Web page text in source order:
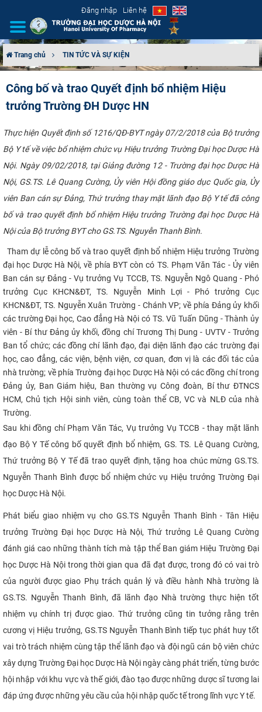
Đăng nhập Liên hệ
CƠ CẤU TỔ CHỨC
TUYỂN SINH
ĐÀO TẠO
ĐẢM BẢO CHẤT LƯỢNG
KHOA HỌC CÔNG NGHỆ
HTQT
CỰU NGƯỜI HỌC
Trang chủ TIN TỨC VÀ SỰ KIỆN
Công bố và trao Quyết định bổ nhiệm Hiệu
trưởng Trường ĐH Dược HN
Thực hiện Quyết định số 1216/QĐ-BYT ngày 07/2/2018 của Bộ trưởng
Bộ Y tế về việc bổ nhiệm chức vụ Hiệu trưởng Trường Đại học Dược Hà
Nội. Ngày 09/02/2018, tại Giảng đường 12 - Trường đại học Dược Hà
Nội, GS.TS. Lê Quang Cường, Ủy viên Hội đồng giáo dục Quốc gia, Ủy
viên Ban cán sự Đảng, Thứ trưởng thay mặt lãnh đạo Bộ Y tế đã công
bố và trao quyết định bổ nhiệm Hiệu trưởng Trường đại học Dược Hà
Nội của Bộ trưởng BYT cho GS.TS. Nguyễn Thanh Bình.​​
​Tham dự lễ công bố và trao quyết định bổ nhiệm Hiệu trưởng Trường
đại học Dược Hà Nội, về phía BYT còn có TS. Phạm Văn Tác - Ủy viên
Ban cán sự Đảng - Vụ trưởng Vụ TCCB, TS. Nguyễn Ngô Quang - Phó
trưởng Cục KHCN&ĐT, TS. Nguyễn Minh Lợi - Phó trưởng Cục
KHCN&ĐT, TS. Nguyễn Xuân Trường - Chánh VP; về phía Đảng ủy khối
các trường Đại học, Cao đẳng Hà Nội có TS. Vũ Tuấn Dũng - Thành ủy
viên - Bí thư Đảng ủy khối, đồng chí Trương Thị Dung - UVTV - Trưởng
Ban tổ chức; các đồng chí lãnh đạo, đại diện lãnh đạo các trường đại
học, cao đẳng, các viện, bệnh viện, cơ quan, đơn vị là các đối tác của
nhà trường; về phía Trường đại học Dược Hà Nội có các đồng chí trong
Đảng ủy, Ban Giám hiệu, Ban thường vụ Công đoàn, Bí thư ĐTNCS
HCM, Chủ tịch Hội sinh viên, cùng toàn thể CB, VC và NLĐ của nhà
Trường.
Sau khi đồng chí Phạm Văn Tác, Vụ trưởng Vụ TCCB - thay mặt lãnh
đạo Bộ Y Tế công bố quyết định bổ nhiệm, GS. TS. Lê Quang Cường,
Thứ trưởng Bộ Y Tế đã trao quyết định, tặng hoa chúc mừng GS.TS.
Nguyễn Thanh Bình được bổ nhiệm chức vụ Hiệu trưởng Trường Đại
học Dược Hà Nội.
Phát biểu giao nhiệm vụ cho GS.TS Nguyễn Thanh Bình - Tân Hiệu
trưởng Trường Đại học Dược Hà Nội, Thứ trưởng Lê Quang Cường
đánh giá cao những thành tích mà tập thể Ban giám Hiệu Trường Đại
học Dược Hà Nội trong thời gian qua đã đạt được, trong đó có vai trò
của người được giao Phụ trách quản lý và điều hành Nhà trường là
GS.TS. Nguyễn Thanh Bình, đã lãnh đạo Nhà trường thực hiện tốt
nhiệm vụ chính trị được giao. Thứ trưởng cũng tin tưởng rằng trên
cương vị Hiệu trưởng, GS.TS Nguyễn Thanh Bình tiếp tục phát huy tốt
vai trò trách nhiệm cùng tập thể lãnh đạo và đội ngũ cán bộ viên chức
xây dựng Trường Đại học Dược Hà Nội ngày càng phát triển, từng bước
hội nhập với khu vực và thế giới, đào tạo được những dược sĩ tương lai
đáp ứng được những yêu cầu của hội nhập quốc tế trong lĩnh vực Y tế.